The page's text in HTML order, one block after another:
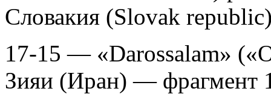
Словакия (Slovak
17-15 — «Darossalam»
Зияи (Иран) — фрагмент